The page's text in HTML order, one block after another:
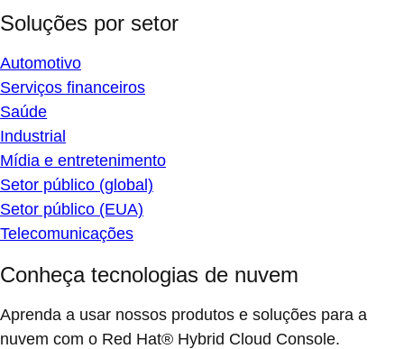
Soluções por setor
Automotivo
Serviços financeiros
Saúde
Industrial
Mídia e entretenimento
Setor público (global)
Setor público (EUA)
Telecomunicações
Conheça tecnologias de nuvem
Aprenda a usar nossos produtos e soluções para a
nuvem com o Red Hat® Hybrid Cloud Console.